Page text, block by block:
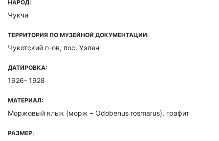
НАРОД:
Чукчи
ТЕРРИТОРИЯ ПО МУЗЕЙНОЙ ДОКУМЕНТАЦИИ:
Чукотский п-ов, пос. Уэлен
ДАТИРОВКА:
1926- 1928
МАТЕРИАЛ:
Моржовый клык (морж – Odobenus rosmarus), графит
РАЗМЕР: